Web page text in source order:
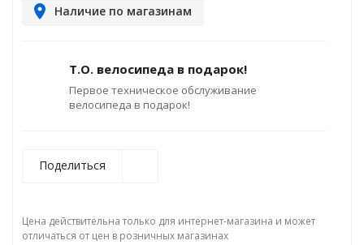
Наличие по магазинам
Т.О. велосипеда в подарок!
Первое техническое обслуживание
велосипеда в подарок!
Поделиться
Цена действительна только для интернет-магазина и может
отличаться от цен в розничных магазинах